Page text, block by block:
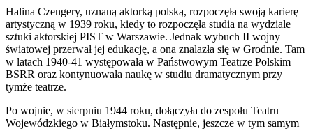
Halina Czengery, uznaną aktorką polską, rozpoczęła swoją karierę
artystyczną w 1939 roku, kiedy to rozpoczęła studia na wydziale
sztuki aktorskiej PIST w Warszawie. Jednak wybuch II wojny
światowej przerwał jej edukację, a ona znalazła się w Grodnie. Tam
w latach 1940-41 występowała w Państwowym Teatrze Polskim
BSRR oraz kontynuowała naukę w studiu dramatycznym przy
tymże teatrze.
Po wojnie, w sierpniu 1944 roku, dołączyła do zespołu Teatru
Wojewódzkiego w Białymstoku. Następnie, jeszcze w tym samym